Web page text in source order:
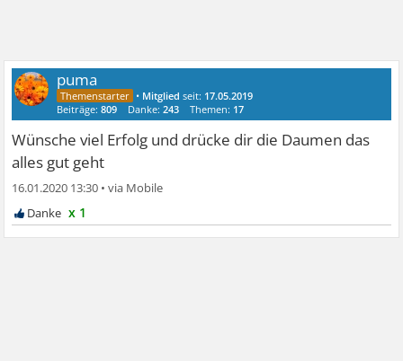
puma
• Mitglied seit: 17.05.2019
Beiträge:809 Danke:243 Themen: 17
Wünsche viel Erfolg und drücke dir die Daumen das
alles gut geht
16.01.2020 13:30 •
x 1